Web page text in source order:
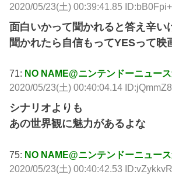
2020/05/23(土) 00:39:41.85
面白いかって聞かれると答え辛い
聞かれたら自信もってYESって映
71: NO NAME@ニンテンドーニュー
2020/05/23(土) 00:40:04.14
シナリオよりも
あの世界観に魅力があるよな
75: NO NAME@ニンテンドーニュー
2020/05/23(土) 00:40:42.53